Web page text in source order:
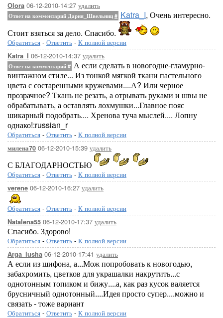
Olora 06-12-2010-14:27 удалить
Ответ на комментарий Дария_Швельниц # Katra_I, Очень интересно.
Стоит взяться за дело. Спасибо.
Обратиться - Ответить - К полной версии
Katra_I 06-12-2010-14:37 удалить
Ответ на комментарий # А если сделать в новогодне-гламурно-
винтажном стиле... Из тонкой мягкой ткани пастельного
цвета с состаренными кружевами....А? Или черное
прозрачное? Ткань не резать, а отрывать руками и швы не
обрабатывать, а оставлять лохмушки...Главное пояс
шикарный подобрать.... Хренова туча мыслей.... Лопну
однако!:russian_r
Обратиться - Ответить - К полной версии
милена70 06-12-2010-15:39 удалить
С БЛАГОДАРНОСТЬЮ
Обратиться - Ответить - К полной версии
verene 06-12-2010-16:27 удалить
Обратиться - Ответить - К полной версии
Natalena55 06-12-2010-17:37 удалить
Спасибо. Здорово!
Обратиться - Ответить - К полной версии
Arga_lusha 06-12-2010-17:41 удалить
А если из шифона, а...Мож попробовать к новогодью,
забахромить, цветков для украшалки накрутить...с
однотонным топиком и бижу....а, как раз кусок валяется
брусничный однотонный....Идея просто супер....можно и
связать - тоже вариант
Обратиться - Ответить - К полной версии